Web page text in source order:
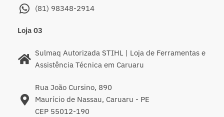
(81) 98348-2914
Loja 03
Sulmaq Autorizada STIHL | Loja de Ferramentas e
Assistência Técnica em Caruaru
Rua João Cursino, 890
Maurício de Nassau, Caruaru - PE
CEP 55012-190